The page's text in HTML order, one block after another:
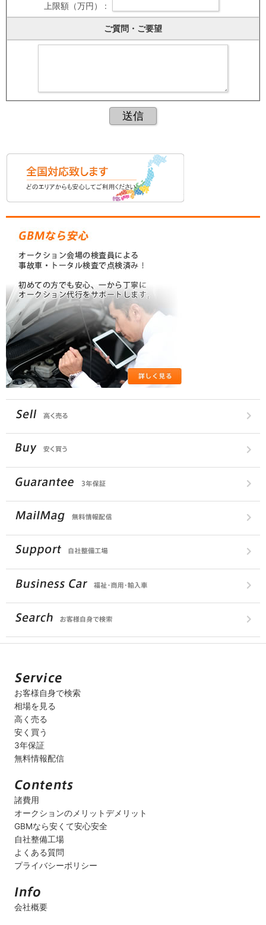
上限額（万円） :
ご質問・ご要望
お客様自身で検索
相場を見る
高く売る
安く買う
3年保証
無料情報配信
諸費用
オークションのメリットデメリット
GBMなら安くて安心安全
自社整備工場
よくある質問
プライバシーポリシー
会社概要